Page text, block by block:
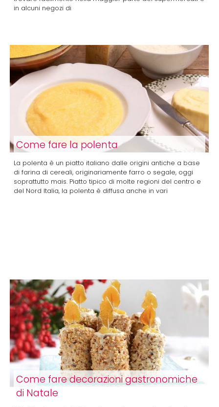
in alcuni negozi di
Come fare la polenta
La polenta è un piatto italiano dalle origini antiche a base
di farina di cereali, originariamente farro o segale, oggi
soprattutto mais. Piatto tipico di molte regioni del centro e
del Nord Italia, la polenta è diffusa anche in vari
Come fare decorazioni gastronomiche
di Natale